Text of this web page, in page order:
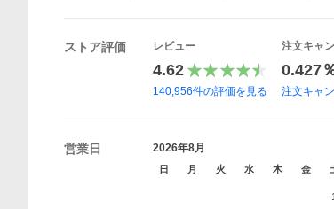
ストア評価 レビュー
4.62
140,956件の評価を見る
注文キャ
0.427
注文キャ
営業日 2026年8月
日 月 火 水 木 金
1